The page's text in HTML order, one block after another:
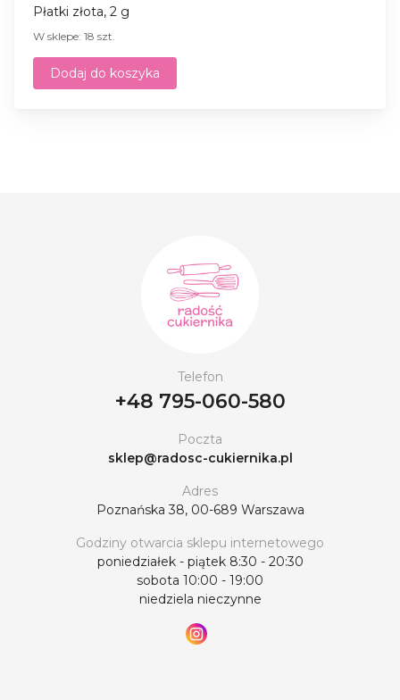
Płatki złota, 2 g
W sklepe: 18 szt.
Dodaj do koszyka
Telefon
+48 795-060-580
Poczta
sklep@radosc-cukiernika.pl
Adres
Poznańska 38, 00-689 Warszawa
Godziny otwarcia sklepu internetowego
poniedziałek - piątek 8:30 - 20:30
sobota 10:00 - 19:00
niedziela nieczynne